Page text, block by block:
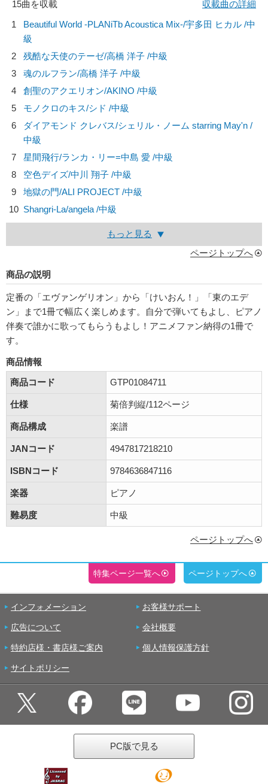
15曲を収載
収載曲の詳細
1
Beautiful World -PLANiTb Acoustica Mix-/宇多田 ヒカル /中
級
2
残酷な天使のテーゼ/高橋 洋子 /中級
3
魂のルフラン/高橋 洋子 /中級
4
創聖のアクエリオン/AKINO /中級
5
モノクロのキス/シド /中級
6
ダイアモンド クレバス/シェリル・ノーム starring May'n /
中級
7
星間飛行/ランカ・リー=中島 愛 /中級
8
空色デイズ/中川 翔子 /中級
9
地獄の門/ALI PROJECT /中級
10 Shangri-La/angela /中級
もっと見る
ページトップへ
商品の説明
定番の「エヴァンゲリオン」から「けいおん！」「東のエデ
ン」まで1冊で幅広く楽しめます。自分で弾いてもよし、ピアノ
伴奏で誰かに歌ってもらうもよし！アニメファン納得の1冊で
す。
商品情報
商品コード
GTP01084711
仕様 菊倍判縦/112ページ
商品構成 楽譜
JANコード 4947817218210
ISBNコード 9784636847116
楽器 ピアノ
難易度 中級
ページトップへ
特集ページ一覧へ ページトップへ
インフォメーション お客様サポート
広告について 会社概要
特約店様・書店様ご案内 個人情報保護方針
サイトポリシー
PC版で見る